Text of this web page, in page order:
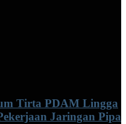
Tirta PDAM Lingga
Jaringan Pipa